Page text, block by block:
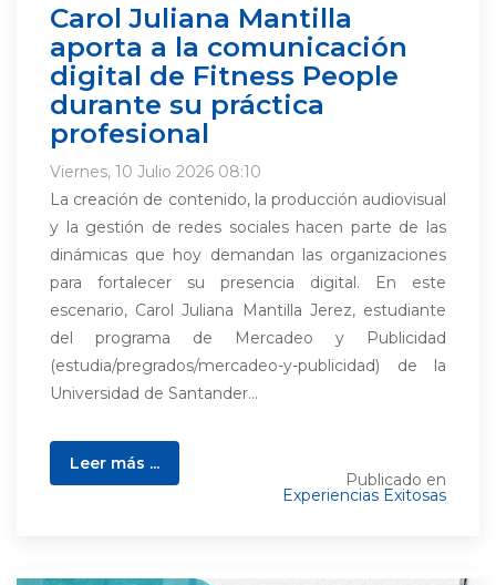
Carol Juliana Mantilla
aporta a la comunicación
digital de Fitness People
durante su práctica
profesional
Viernes, 10 Julio 2026 08:10
La creación de contenido, la producción audiovisual
y la gestión de redes sociales hacen parte de las
dinámicas que hoy demandan las organizaciones
para fortalecer su presencia digital. En este
escenario, Carol Juliana Mantilla Jerez, estudiante
del programa de Mercadeo y Publicidad
(estudia/pregrados/mercadeo-y-publicidad) de la
Universidad de Santander...
Leer más ...
Publicado en
Experiencias Exitosas